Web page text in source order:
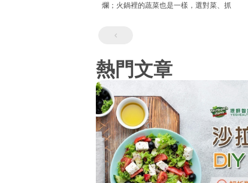
爛；火鍋裡的蔬菜也是一樣，選對菜、抓
熱門文章